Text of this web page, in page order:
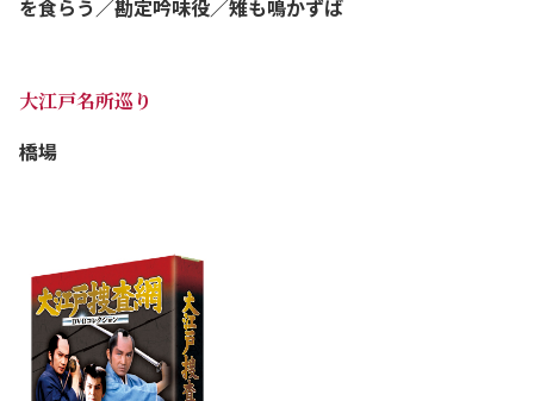
を食らう／勘定吟味役／雉も鳴かずば
大江戸名所巡り
橋場